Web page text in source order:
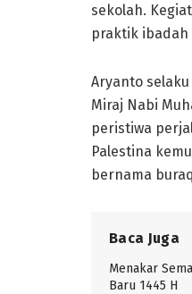
sekolah.
praktik ibadah
Aryanto
Miraj Nabi
peristiwa
Palestina
bernama
Baca Juga
Menakar
Baru 1445 H